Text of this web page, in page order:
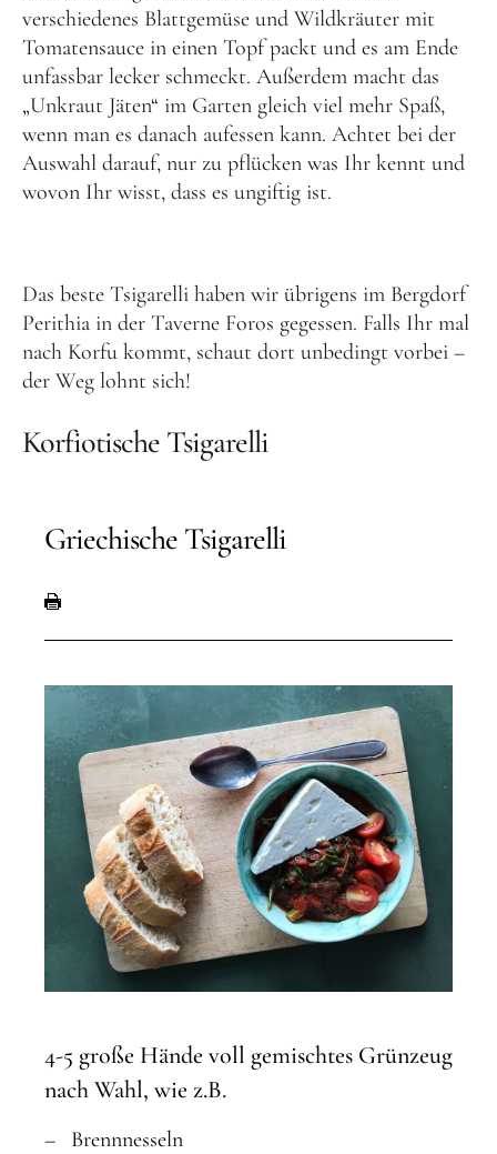
verschiedenes Blattgemüse und Wildkräuter mit
Tomatensauce in einen Topf packt und es am Ende
unfassbar lecker schmeckt. Außerdem macht das
„Unkraut Jäten“ im Garten gleich viel mehr Spaß,
wenn man es danach aufessen kann. Achtet bei der
Auswahl darauf, nur zu pflücken was Ihr kennt und
wovon Ihr wisst, dass es ungiftig ist.
Das beste Tsigarelli haben wir übrigens im Bergdorf
Perithia in der Taverne Foros gegessen. Falls Ihr mal
nach Korfu kommt, schaut dort unbedingt vorbei –
der Weg lohnt sich!
Korfiotische Tsigarelli
Griechische Tsigarelli
4-5 große Hände voll gemischtes Grünzeug
nach Wahl, wie z.B.
Brennnesseln